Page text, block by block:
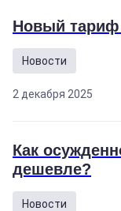
Новый
Новости
2 декабря 2025
Как
дешевле?
Новости